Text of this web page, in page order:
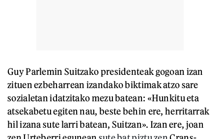
Guy Parlemin Suitzako presidenteak gogoan izan
zituen ezbeharrean izandako biktimak atzo sare
sozialetan idatzitako mezu batean: «Hunkitu eta
atsekabetu egiten nau, beste behin ere, herritarrak
hil izana sute larri batean, Suitzan». Izan ere, joan